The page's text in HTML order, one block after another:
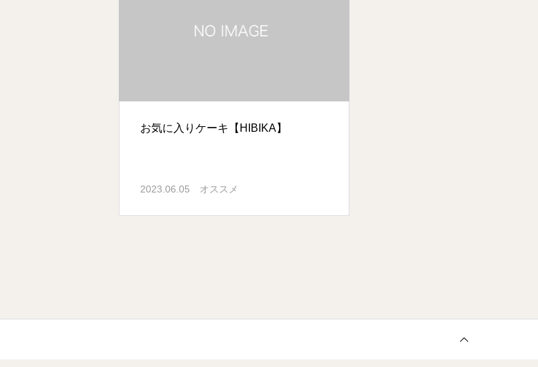
お気に入りケーキ【HIBIKA】
2023.06.05 オススメ